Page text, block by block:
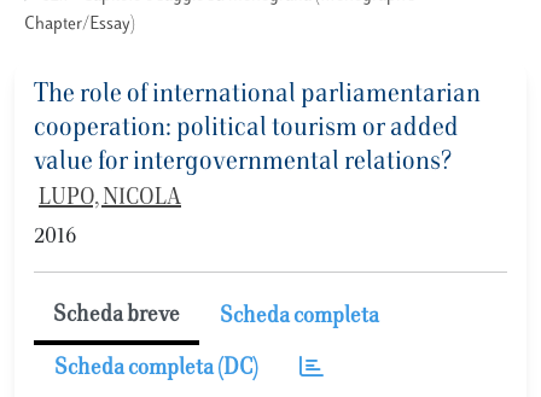
Chapter/Essay)
The role of international parliamentarian
cooperation: political tourism or added
value for intergovernmental relations?
LUPO, NICOLA
2016
Scheda breve Scheda completa
Scheda completa (DC)